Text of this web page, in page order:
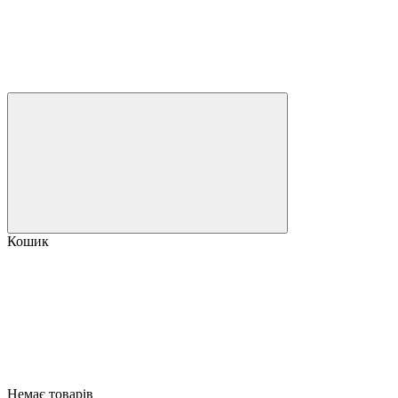
Кошик
Немає товарів